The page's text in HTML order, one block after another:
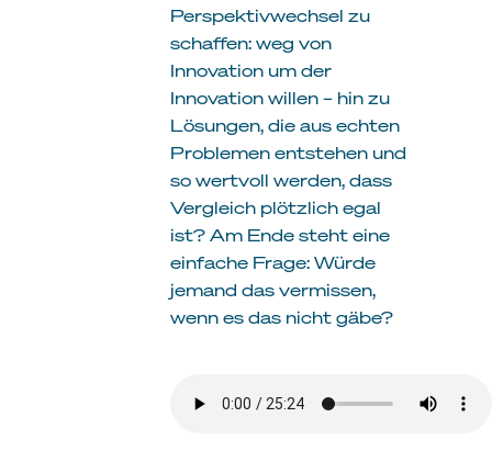
Perspektivwechsel zu
schaffen: weg von
Innovation um der
Innovation willen – hin zu
Lösungen, die aus echten
Problemen entstehen und
so wertvoll werden, dass
Vergleich plötzlich egal
ist? Am Ende steht eine
einfache Frage: Würde
jemand das vermissen,
wenn es das nicht gäbe?